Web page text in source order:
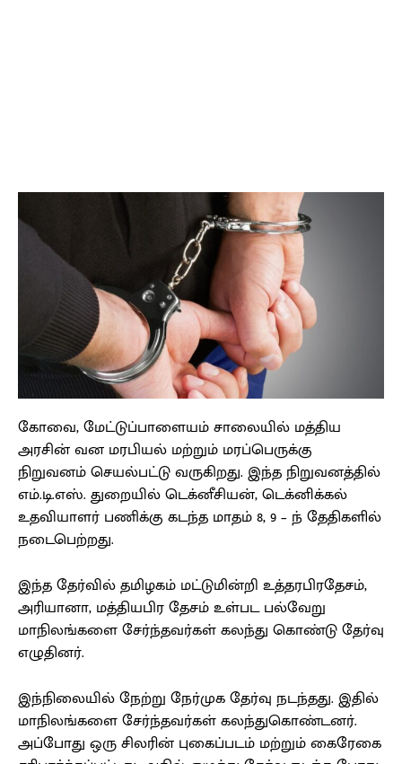
கோவை, மேட்டுப்பாளையம் சாலையில் மத்திய
அரசின் வன மரபியல் மற்றும் மரப்பெருக்கு
நிறுவனம் செயல்பட்டு வருகிறது. இந்த நிறுவனத்தில்
எம்.டி.எஸ். துறையில் டெக்னீசியன், டெக்னிக்கல்
உதவியாளர் பணிக்கு கடந்த மாதம் 8, 9 – ந் தேதிகளில்
நடைபெற்றது.
இந்த தேர்வில் தமிழகம் மட்டுமின்றி உத்தரபிரதேசம்,
அரியானா, மத்தியபிர தேசம் உள்பட பல்வேறு
மாநிலங்களை சேர்ந்தவர்கள் கலந்து கொண்டு தேர்வு
எழுதினர்.
இந்நிலையில் நேற்று நேர்முக தேர்வு நடந்தது. இதில்
மாநிலங்களை சேர்ந்தவர்கள் கலந்துகொண்டனர்.
அப்போது ஒரு சிலரின் புகைப்படம் மற்றும் கைரேகை